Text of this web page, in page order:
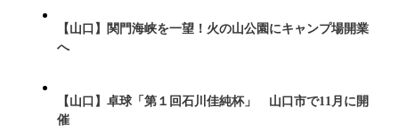
【山口】関門海峡を一望！火の山公園にキャンプ場開業
へ
【山口】卓球「第１回石川佳純杯」 山口市で11月に開
催